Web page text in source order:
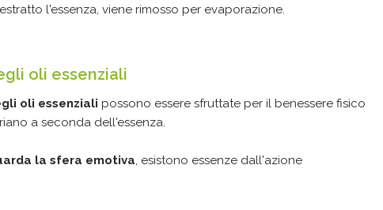
l'essenza, viene rimosso per evaporazione.
oli essenziali
oli essenziali possono essere sfruttate per il benessere fisico
a seconda dell'essenza.
la sfera emotiva, esistono essenze dall'azione